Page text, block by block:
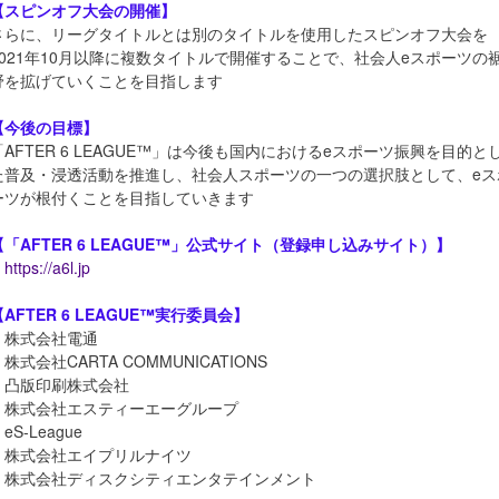
スピンオフ大会の開催】
らに、リーグタイトルとは別のタイトルを使用したスピンオフ大会を
年10月以降に複数タイトルで開催することで、社会人eスポーツの
を拡げていくことを目指します
後の目標】
AFTER 6 LEAGUE™」は今後も国内におけるeスポーツ振興を目的と
普及・浸透活動を推進し、社会人スポーツの一つの選択肢として、e
ツが根付くことを目指していきます
「AFTER 6 LEAGUE™」公式サイト（登録申し込みサイト）】
https://a6l.jp
AFTER 6 LEAGUE™実行委員会】
株式会社電通
株式会社CARTA COMMUNICATIONS
凸版印刷株式会社
株式会社エスティーエーグループ
eS-League
株式会社エイプリルナイツ
株式会社ディスクシティエンタテインメント